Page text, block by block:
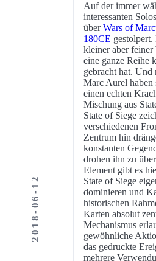
2018-06-12
Auf der immer
interessanten
überWars of
180CE
kleiner aber feiner
eine ganze Reihe
gebracht hat.
Marc Aurel haben
einen echten
Mischung aus
State of Siege
verschiedenen
Zentrum hin
konstanten
drohen ihn zu
Element gibt es
State of Siege
dominieren und
historischen
Karten absolut
Mechanismus
gewöhnliche
das gedruckte
mehrere